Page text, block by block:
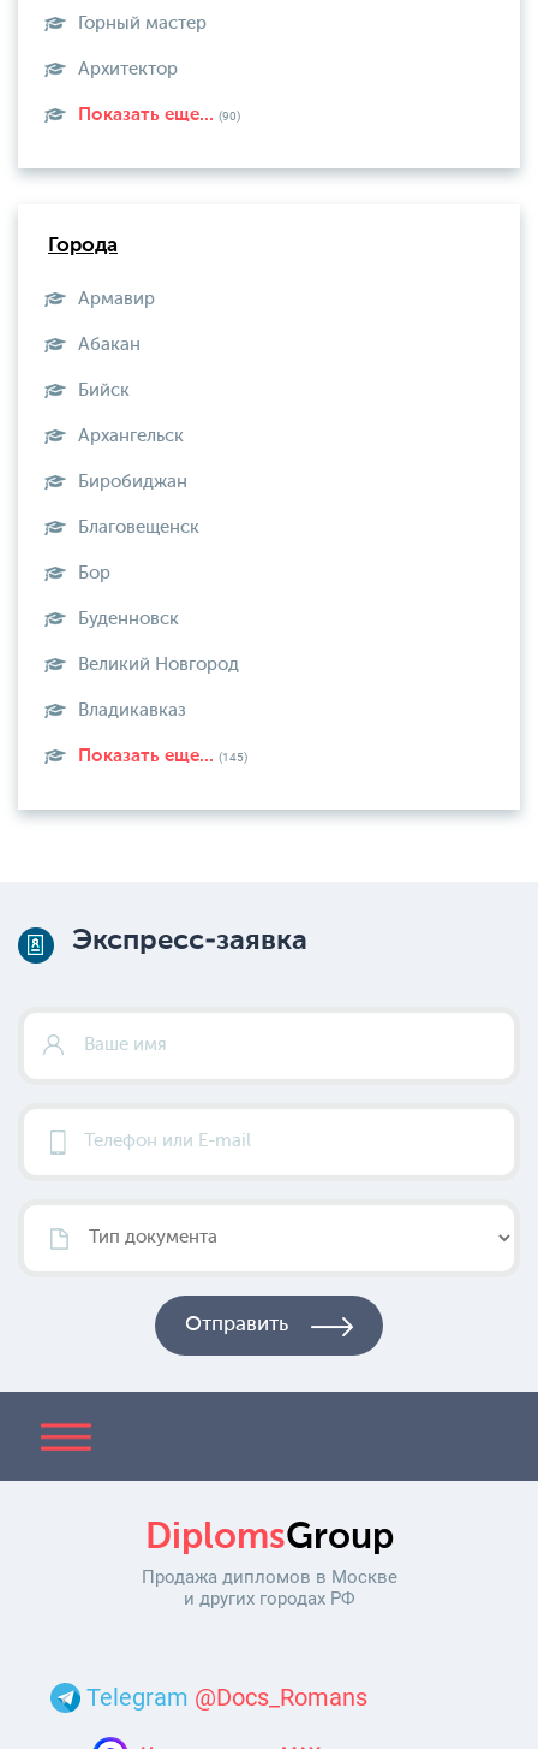
Горный мастер
Архитектор
Показать еще... (90)
Города
Армавир
Абакан
Бийск
Архангельск
Биробиджан
Благовещенск
Бор
Буденновск
Великий Новгород
Владикавказ
Показать еще... (145)
Экспресс-заявка
DiplomsGroup
Продажа дипломов в Москве
и других городах РФ
Telegram @Docs_Romans